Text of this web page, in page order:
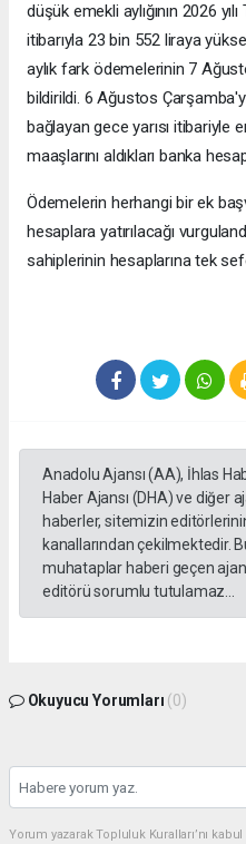
düşük emekli aylığının 2026
itibarıyla 23 bin 552 liraya
aylık fark ödemelerinin 7
bildirildi. 6 Ağustos
bağlayan gece yarısı itibariyle
maaşlarını aldıkları banka
Ödemelerin herhangi bir ek
hesaplara yatırılacağı
sahiplerinin hesaplarına tek
Anadolu Ajansı (AA), İhlas
Haber Ajansı (DHA) ve diğer
haberler, sitemizin
kanallarından çekilmektedir.
muhataplar haberi geçen
editörü sorumlu tutulamaz...
Okuyucu Yorumları (0)
Yorum yazarak Topluluk Kuralları’nı